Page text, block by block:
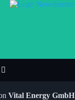
Vital Energy GmbH